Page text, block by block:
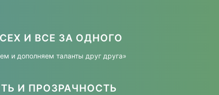
И ВСЕ ЗА ОДНОГО
и дополняем таланты друг друга»
И ПРОЗРАЧНОСТЬ